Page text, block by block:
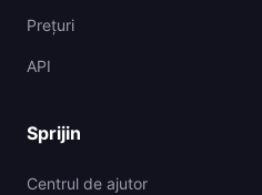
Prețuri
API
Sprijin
Centrul de ajutor